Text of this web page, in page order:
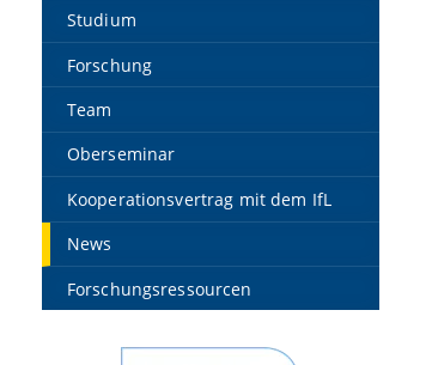
Studium
Forschung
Team
Oberseminar
Kooperationsvertrag mit dem IfL
News
Forschungsressourcen